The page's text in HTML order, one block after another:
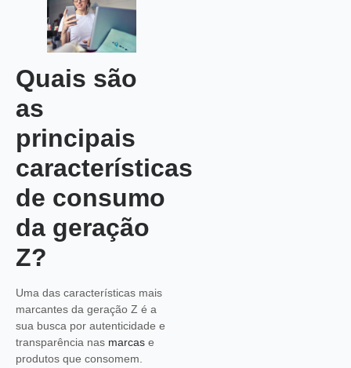
Quais são
as
principais
características
de consumo
da geração
Z?
Uma das características mais
marcantes da geração Z é a
sua busca por autenticidade e
transparência nas marcas e
produtos que consomem.